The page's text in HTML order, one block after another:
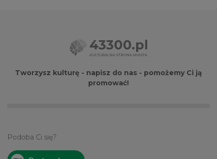
Tworzysz kulturę - napisz do nas - pomożemy Ci ją
promować!
Podoba Ci się?